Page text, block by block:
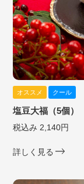
オススメ クール
塩豆大福（5個）
税込み 2,140円
詳しく見る